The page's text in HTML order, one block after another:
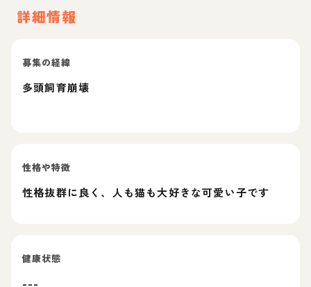
詳細情報
募集の経緯
多頭飼育崩壊
性格や特徴
性格抜群に良く、人も猫も大好きな可愛い子です
健康状態
---